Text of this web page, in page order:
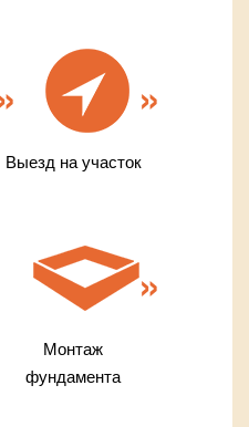
Выезд на участок
Монтаж
фундамента